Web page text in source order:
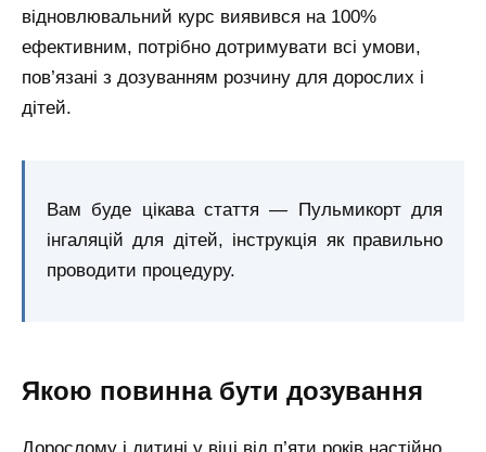
відновлювальний курс виявився на 100%
ефективним, потрібно дотримувати всі умови,
пов’язані з дозуванням розчину для дорослих і
дітей.
Вам буде цікава стаття — Пульмикорт для
інгаляцій для дітей, інструкція як правильно
проводити процедуру.
Якою повинна бути дозування
Дорослому і дитині у віці від п’яти років настійно